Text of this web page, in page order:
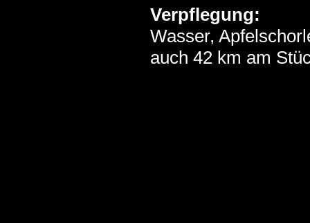
Verpflegung:
Wasser,
auch 42 km am